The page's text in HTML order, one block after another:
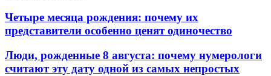
Четыре месяца рождения: почему их
представители особенно ценят одиночество
Люди, рожденные 8 августа: почему нумерологи
считают эту дату одной из самых непростых